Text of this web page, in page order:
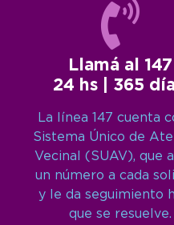
Llamá al 147
24 hs | 365
La línea 147 cuenta
Sistema Único de
Vecinal (SUAV), que
un número a cada
y le da seguimiento
que se resuelve.